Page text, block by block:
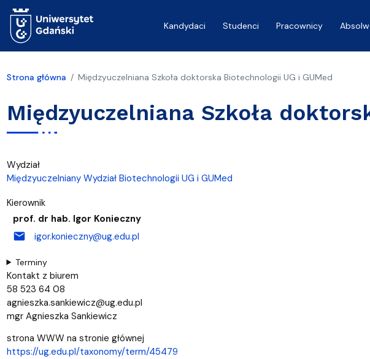
Kandydaci
Studenci Pracownicy
Strona główna Międzyuczelniana Szkoła doktorska Biotechnologii UG i GUMed
Międzyuczelniana Szkoła
Wydział
Międzyuczelniany Wydział Biotechnologii UG i GUMed
Kierownik
prof. dr hab. Igor Konieczny
mail igor.konieczny@ug.edu.pl
Terminy
Kontakt z biurem
58 523 64 08
agnieszka.sankiewicz@ug.edu.pl
mgr Agnieszka Sankiewicz
strona WWW na stronie głównej
https://ug.edu.pl/taxonomy/term/45479